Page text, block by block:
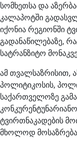
სომხეთსა და
კალაპოტში
იქონია რეგიონში
გადანაწილებაზე,
სატრანზიტო
ამ თვალსაზრისით,
პოლიტიკოსის,
საქართველოზე
ტვირთნაკადების
მხოლოდ